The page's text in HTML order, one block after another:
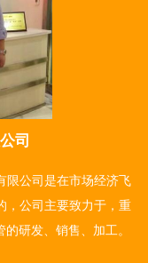
司
限公司是在市场经济飞
，公司主要致力于，重
研发、销售、加工。